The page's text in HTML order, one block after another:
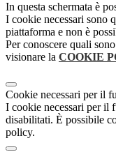
In questa schermata è
I cookie necessari sono
piattaforma e non è
Per conoscere quali
visionare la COOKIE
Cookie necessari per il
I cookie necessari per il
disabilitati. È possibile
policy.